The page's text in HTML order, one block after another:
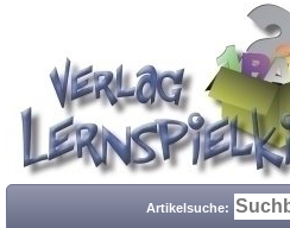
Artikelsuche: